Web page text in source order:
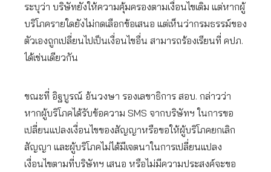
ระบุว่า บริษัทยังให้ความคุ้มครองตามเงื่อนไขเดิม แต่หากผู้
บริโภครายใดยังไม่กดเลือกข้อเสนอ แต่เห็นว่ากรมธรรม์ของ
ตัวเองถูกเปลี่ยนไปเป็นเงื่อนไขอื่น สามารถร้องเรียนที่ คปภ.
ได้เช่นเดียวกัน
ขณะที่ อิฐบูรณ์ อ้นวงษา รองเลขาธิการ สอบ. กล่าวว่า
หากผู้บริโภคได้รับข้อความ SMS จากบริษัทฯ ในการขอ
เปลี่ยนแปลงเงื่อนไขของสัญญาหรือขอให้ผู้บริโภคยกเลิก
สัญญา และผู้บริโภคไม่ได้มีเจตนาในการเปลี่ยนแปลง
เงื่อนไขตามที่บริษัทฯ เสนอ หรือไม่มีความประสงค์จะขอ